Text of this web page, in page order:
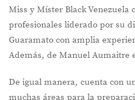
Miss y Míster Black Venezuela
profesionales liderado por su
Guaramato con amplia
Además, de Manuel Aumaitre
De igual manera, cuenta con
muchas áreas para la